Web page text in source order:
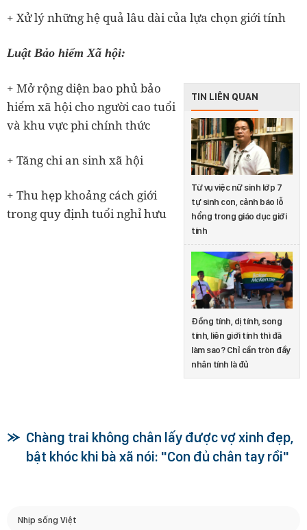
+ Xử lý những hệ quả lâu dài của lựa chọn giới tính
Luật Bảo hiểm Xã hội:
TIN LIÊN QUAN
Từ vụ việc nữ sinh lớp 7
tự sinh con, cảnh báo lỗ
hổng trong giáo dục giới
tính
Đồng tính, dị tính, song
tính, liên giới tính thì đã
làm sao? Chỉ cần tròn đầy
nhân tính là đủ
+ Mở rộng diện bao phủ bảo
hiểm xã hội cho người cao tuổi
và khu vực phi chính thức
+ Tăng chi an sinh xã hội
+ Thu hẹp khoảng cách giới
trong quy định tuổi nghỉ hưu
Chàng trai không chân lấy được vợ xinh đẹp,
bật khóc khi bà xã nói: "Con đủ chân tay rồi"
Nhịp sống Việt